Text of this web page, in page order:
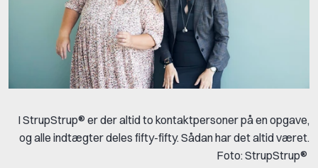
I StrupStrup® er der altid to kontaktpersoner på en opgave,
og alle indtægter deles fifty-fifty. Sådan har det altid været.
Foto: StrupStrup®